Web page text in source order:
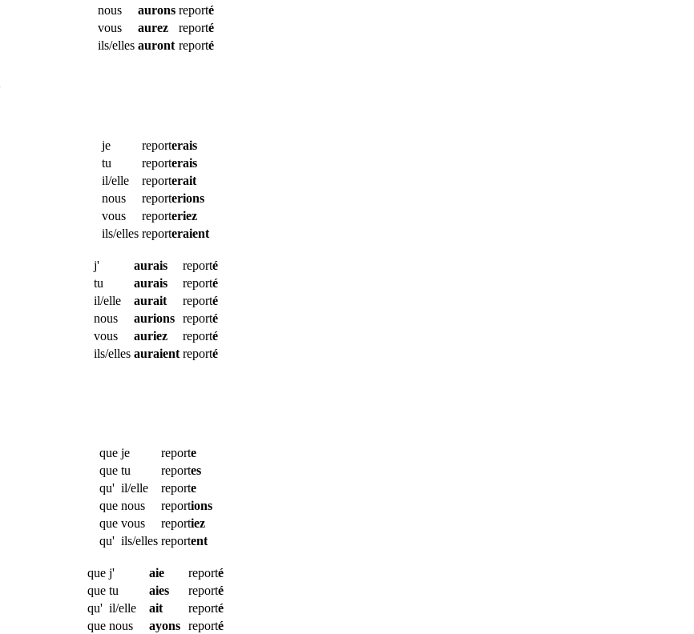
nous
aurons reporté
vous
aurez reporté
ils/elles auront reporté
je
reporterais
tu
reporterais
il/elle
reporterait
nous
reporterions
vous
reporteriez
ils/elles reporteraient
j'
aurais reporté
tu
aurais reporté
il/elle
aurait reporté
nous
aurions reporté
vous
auriez reporté
ils/elles auraient reporté
que je reporte
que tu reportes
qu' il/elle reporte
que nous reportions
que vous reportiez
qu' ils/elles reportent
que j' aie reporté
que tu aies reporté
qu' il/elle ait reporté
que nous ayons reporté